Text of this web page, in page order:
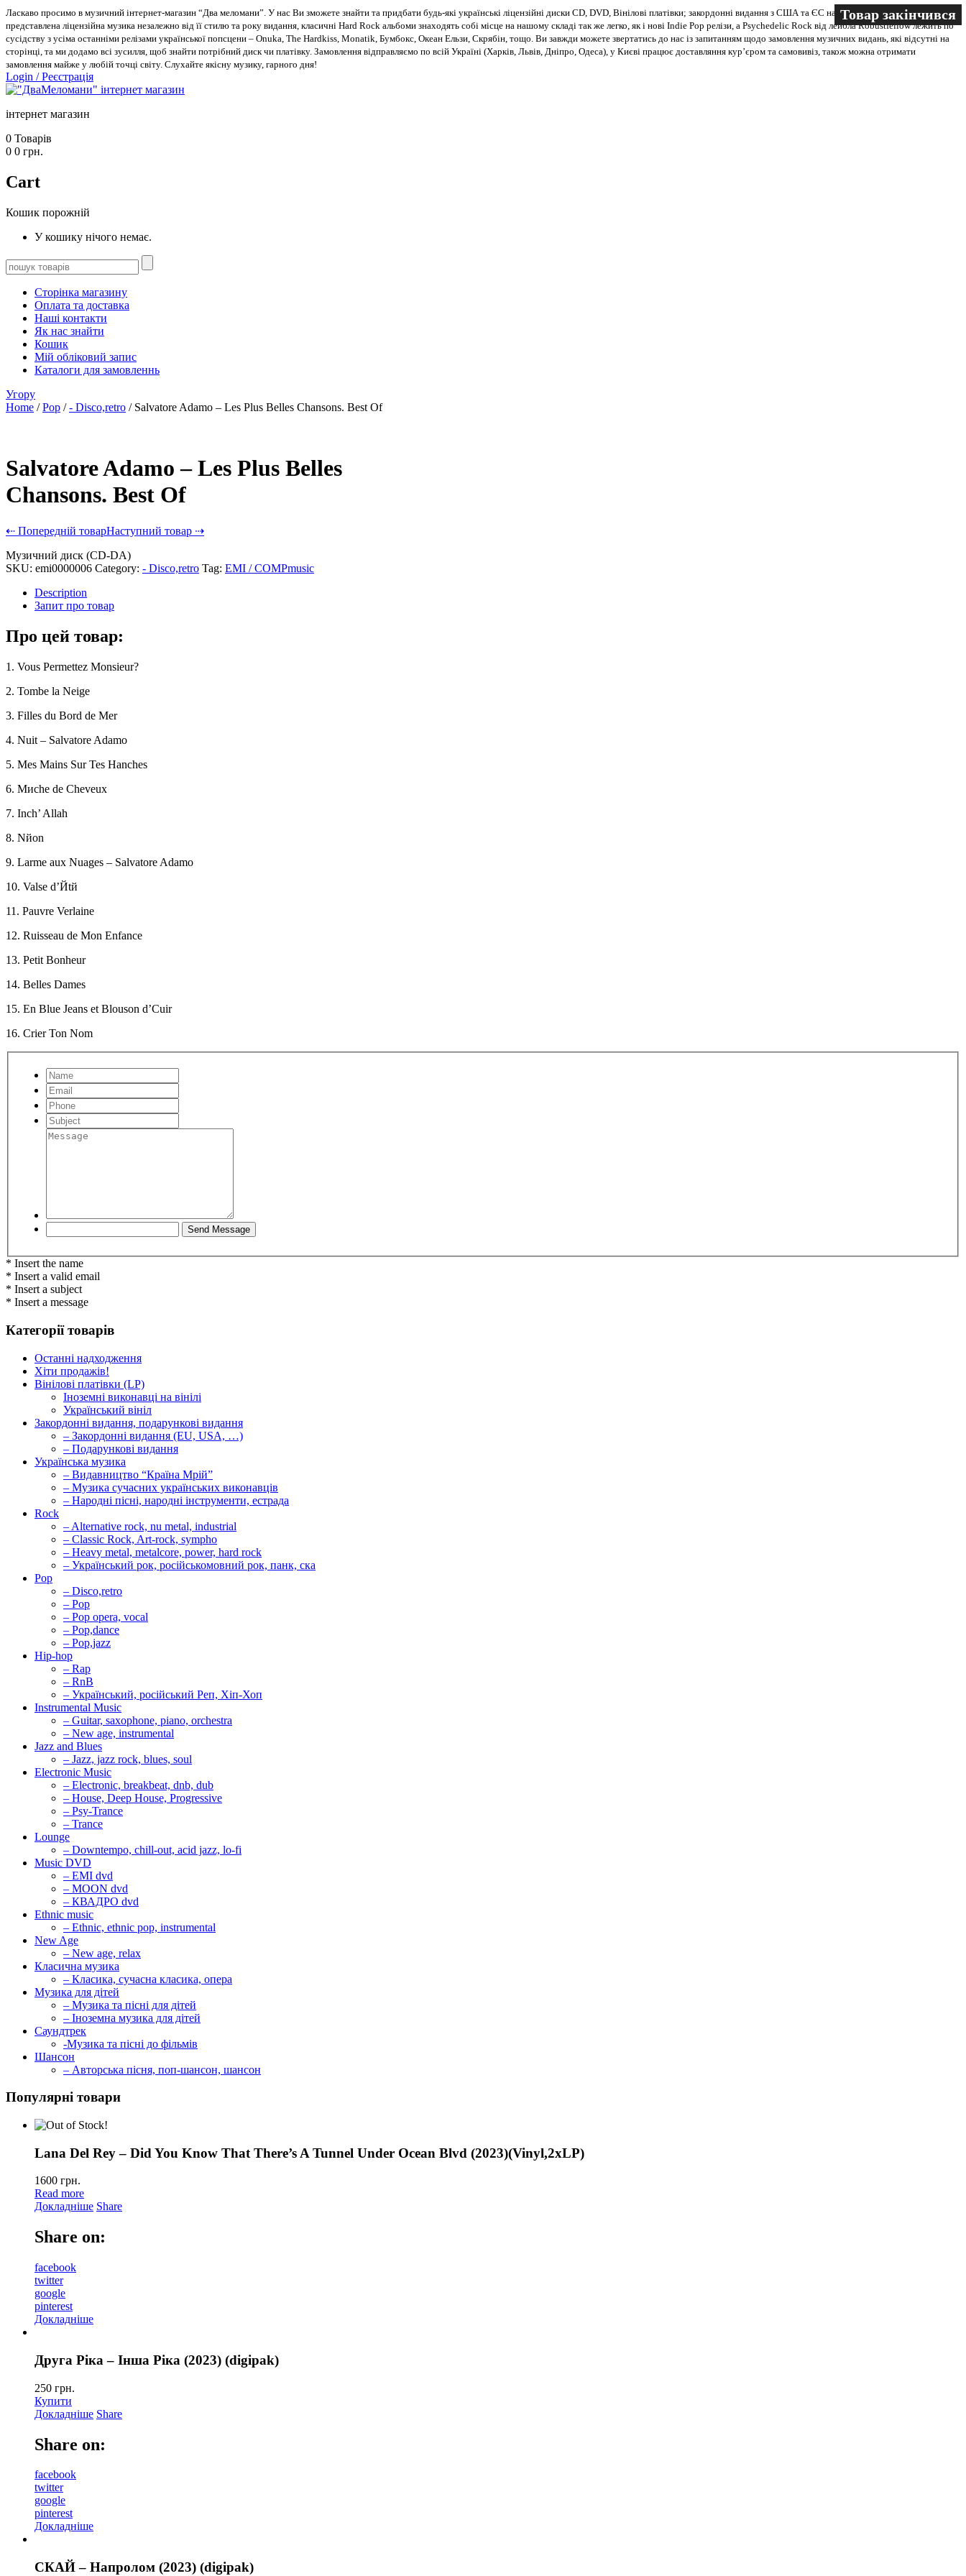
Ласкаво просимо в музичний інтернет-магазин “Два меломани”. У нас Ви зможете знайти та придбати будь-які українські ліцензійні диски CD, DVD, Вінілові платівки; закордонні видання з США та ЄС на всіх носіях. В магазині
представлена ліцензійна музика незалежно від її стилю та року видання, класичні Hard Rock альбоми знаходять собі місце на нашому складі так же легко, як і нові Indie Pop релізи, а Psychedelic Rock від лейбла Robustfellow лежить по
сусідству з усіма останніми релізами української попсцени – Onuka, The Hardkiss, Monatik, Бумбокс, Океан Ельзи, Скрябін, тощо. Ви завжди можете звертатись до нас із запитанням щодо замовлення музичних видань, які відсутні на
сторінці, та ми додамо всі зусилля, щоб знайти потрібний диск чи платівку. Замовлення відправляємо по всій Україні (Харків, Львів, Дніпро, Одеса), у Києві працює доставляння кур’єром та самовивіз, також можна отримати
замовлення майже у любій точці світу. Слухайте якісну музику, гарного дня!
Login /Реєстрація
інтернет магазин
0 Товарів
0 0 грн.
Cart
Кошик порожній
У кошику нічого немає.
Сторінка магазину
Оплата та доставка
Наші контакти
Як нас знайти
Кошик
Мій обліковий запис
Каталоги для замовленнь
Угору
Home /Pop /- Disco,retro / Salvatore Adamo – Les Plus Belles Chansons. Best Of
Товар закінчився
Salvatore Adamo – Les Plus Belles
Chansons. Best Of
⇠ Попередній товарНаступний товар ⇢
Музичний диск (CD-DA)
SKU: emi0000006 Category: - Disco,retro Tag: EMI / COMPmusic
Description
Запит про товар
Про цей товар:
1. Vous Permettez Monsieur?
2. Tombe la Neige
3. Filles du Bord de Mer
4. Nuit – Salvatore Adamo
5. Mes Mains Sur Tes Hanches
6. Mиche de Cheveux
7. Inch’ Allah
8. Nйon
9. Larme aux Nuages – Salvatore Adamo
10. Valse d’Йtй
11. Pauvre Verlaine
12. Ruisseau de Mon Enfance
13. Petit Bonheur
14. Belles Dames
15. En Blue Jeans et Blouson d’Cuir
16. Crier Ton Nom
* Insert the name
* Insert a valid email
* Insert a subject
* Insert a message
Категорії товарів
Останні надходження
Хіти продажів!
Вінілові платівки (LP)
Іноземні виконавці на вінілі
Український вініл
Закордонні видання, подарункові видання
– Закордонні видання (EU, USA, …)
– Подарункові видання
Українська музика
– Видавництво “Країна Мрій”
– Музика сучасних українських виконавців
– Народні пісні, народні інструменти, естрада
Rock
– Alternative rock, nu metal, industrial
– Classic Rock, Art-rock, sympho
– Heavy metal, metalcore, power, hard rock
– Український рок, російськомовний рок, панк, ска
Pop
– Disco,retro
– Pop
– Pop opera, vocal
– Pop,dance
– Pop,jazz
Hip-hop
– Rap
– RnB
– Український, російський Реп, Хіп-Хоп
Instrumental Music
– Guitar, saxophone, piano, orchestra
– New age, instrumental
Jazz and Blues
– Jazz, jazz rock, blues, soul
Electronic Music
– Electronic, breakbeat, dnb, dub
– House, Deep House, Progressive
– Psy-Trance
– Trance
Lounge
– Downtempo, chill-out, acid jazz, lo-fi
Music DVD
– EMI dvd
– MOON dvd
– КВАДРО dvd
Ethnic music
– Ethnic, ethnic pop, instrumental
New Age
– New age, relax
Класична музика
– Класика, сучасна класика, опера
Музика для дітей
– Музика та пісні для дітей
– Іноземна музика для дітей
Саундтрек
-Музика та пісні до фільмів
Шансон
– Авторська пісня, поп-шансон, шансон
Популярні товари
Товар закінчився
Lana Del Rey – Did You Know That There’s A Tunnel Under Ocean Blvd (2023)(Vinyl,2xLP)
1600 грн.
Read more
Докладніше Share
Share on:
facebook
twitter
google
pinterest
Докладніше
Друга Ріка – Інша Ріка (2023) (digipak)
250 грн.
Купити
Докладніше Share
Share on:
facebook
twitter
google
pinterest
Докладніше
СКАЙ – Напролом (2023) (digipak)
Товар закінчився